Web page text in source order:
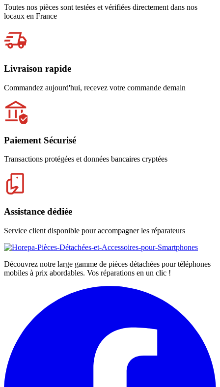
Toutes nos pièces sont testées et vérifiées directement dans nos
locaux en France
Livraison rapide
Commandez aujourd'hui, recevez votre commande demain
Paiement Sécurisé
Transactions protégées et données bancaires cryptées
Assistance dédiée
Service client disponible pour accompagner les réparateurs
Découvrez notre large gamme de pièces détachées pour téléphones
mobiles à prix abordables. Vos réparations en un clic !